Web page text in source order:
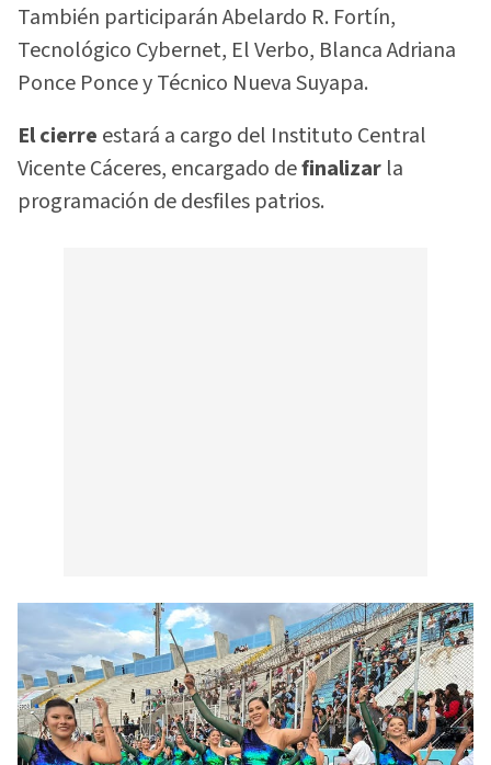
También participarán Abelardo R. Fortín,
Tecnológico Cybernet, El Verbo, Blanca Adriana
Ponce Ponce y Técnico Nueva Suyapa.
El cierre estará a cargo del Instituto Central
Vicente Cáceres, encargado definalizar la
programación de desfiles patrios.